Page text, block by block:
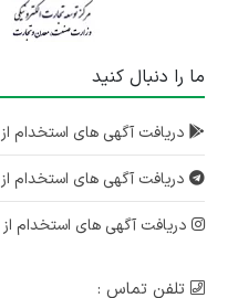
ما را دنبال کنید
دریافت آگهی های استخدام
دریافت آگهی های استخدام
دریافت آگهی های استخدام از
تلفن تماس :